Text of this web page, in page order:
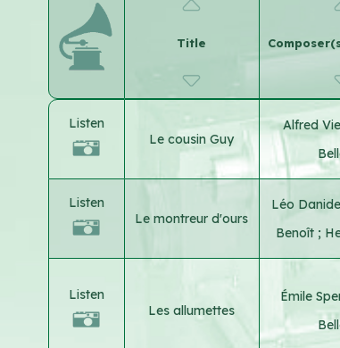
Title
Listen
Le cousin Guy
Alfred
Listen
Le montreur d'ours
Léo
Benoît ;
Listen
Les allumettes
Émile